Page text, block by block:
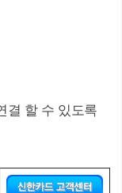
결 할 수 있도록